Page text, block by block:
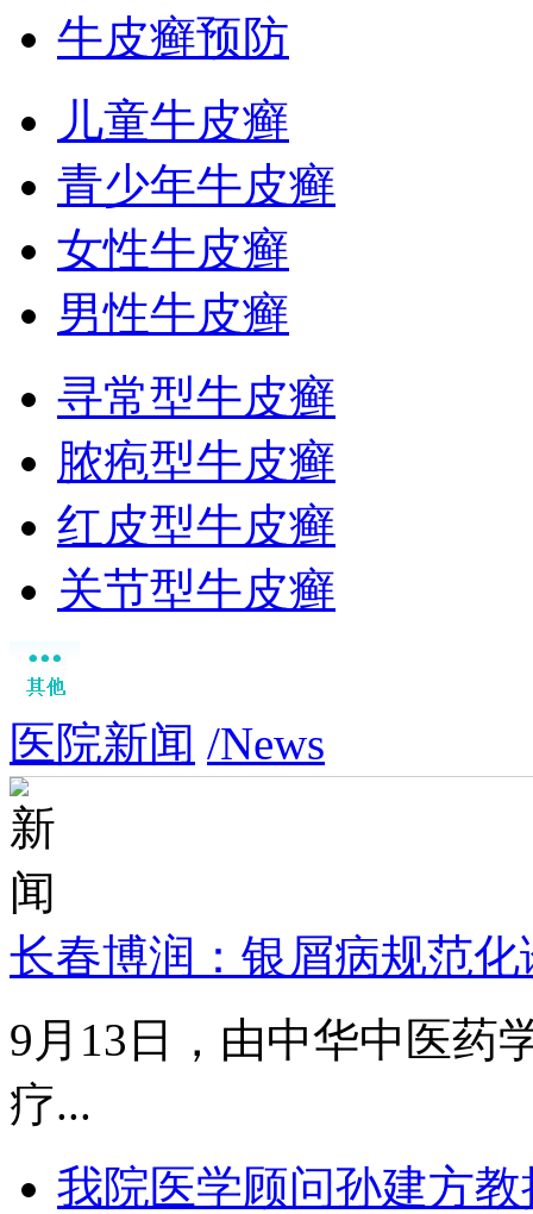
牛皮癣预防
儿童牛皮癣
青少年牛皮癣
女性牛皮癣
男性牛皮癣
寻常型牛皮癣
脓疱型牛皮癣
红皮型牛皮癣
关节型牛皮癣
医院新闻 /News
长春博润：银屑病规范化
9月13日，由中华中医药
疗...
我院医学顾问孙建方